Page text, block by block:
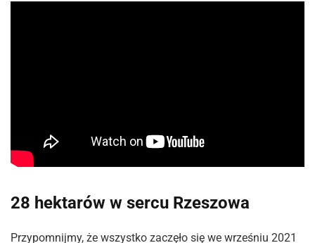
28 hektarów w sercu Rzeszowa
Przypomnijmy, że wszystko zaczęło się we wrześniu 2021